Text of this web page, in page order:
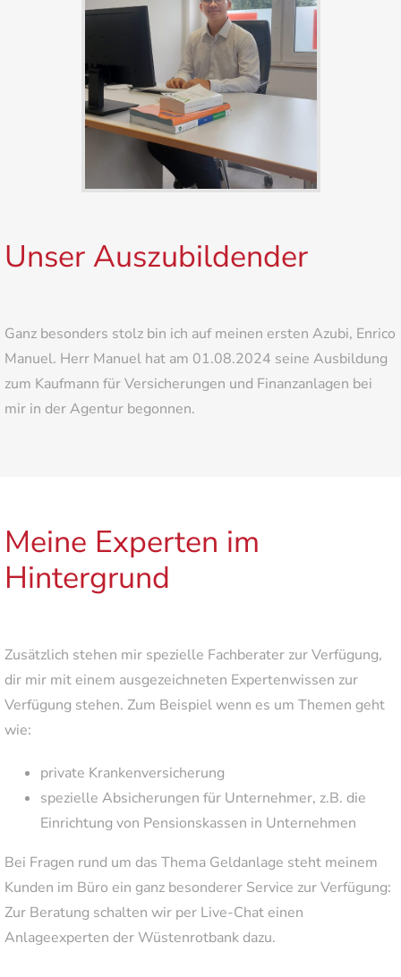
Unser Auszubildender
Ganz besonders stolz bin ich auf meinen ersten Azubi, Enrico
Manuel. Herr Manuel hat am 01.08.2024 seine Ausbildung
zum Kaufmann für Versicherungen und Finanzanlagen bei
mir in der Agentur begonnen.
Meine Experten im
Hintergrund
Zusätzlich stehen mir spezielle Fachberater zur Verfügung,
dir mir mit einem ausgezeichneten Expertenwissen zur
Verfügung stehen. Zum Beispiel wenn es um Themen geht
wie:
private Krankenversicherung
spezielle Absicherungen für Unternehmer, z.B. die
Einrichtung von Pensionskassen in Unternehmen
Bei Fragen rund um das Thema Geldanlage steht meinem
Kunden im Büro ein ganz besonderer Service zur Verfügung:
Zur Beratung schalten wir per Live-Chat einen
Anlageexperten der Wüstenrotbank dazu.